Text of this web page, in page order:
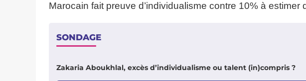
Marocain fait preuve d’individualisme contre 10% à estimer
SONDAGE
Zakaria Aboukhlal, excès d’individualisme ou talent (in)compris ?